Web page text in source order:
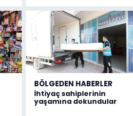
BÖLGEDEN HABERLER
İhtiyaç sahiplerinin
yaşamına dokundular